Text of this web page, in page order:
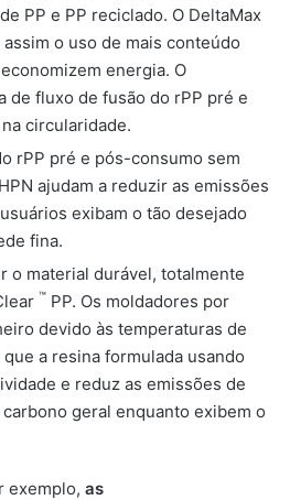
PP e PP reciclado. O DeltaMax
o uso de mais conteúdo
energia. O
de fluxo de fusão do rPP pré e
circularidade.
rPP pré e pós-consumo sem
ajudam a reduzir as emissões
exibam o tão desejado
fina.
o material durável, totalmente
™ PP. Os moldadores por
devido às temperaturas de
a resina formulada usando
e reduz as emissões de
geral enquanto exibem o
exemplo, as